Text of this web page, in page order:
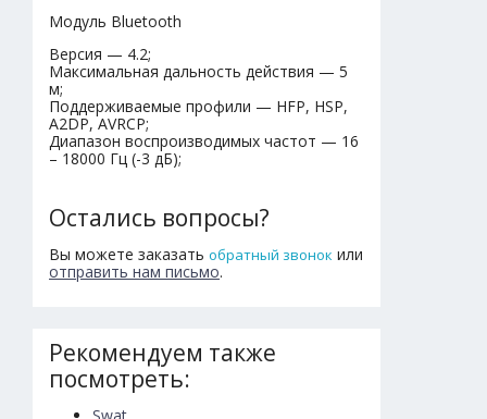
Модуль Bluetooth
Версия — 4.2;
Максимальная дальность действия — 5
м;
Поддерживаемые профили — HFP, HSP,
A2DP, AVRCP;
Диапазон воспроизводимых частот — 16
– 18000 Гц (-3 дБ);
Остались вопросы?
Вы можете заказать обратный звонок или
отправить нам письмо.
Рекомендуем также
посмотреть: